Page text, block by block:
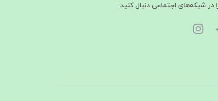
در شبکه‌های اجتماعی دنبال کنید: